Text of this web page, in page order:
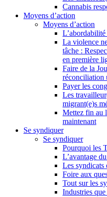
Cannabis
Moyens d’action
Moyens d’action
La violence
tâche :
en première
Faire de la
réconciliation
Payer les
Les
migrant(e)s
Mettez fin au
maintenant
Se syndiquer
Se syndiquer
Pourquoi les
L’avantage
Les syndicats
Foire aux
Tout sur les
Industries